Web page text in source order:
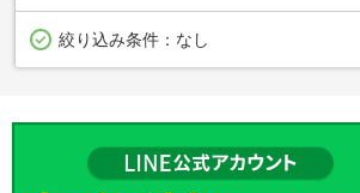
絞り込み条件： なし